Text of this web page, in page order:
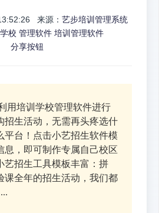
来源： 艺步培训管理系统
校 管理软件 培训管理软件
分享按钮
用培训学校管理软件进行
招生活动，无需再头疼选什
平台！点击小艺招生软件模
息，即可制作专属自己校区
艺招生工具模板丰富：拼
课全年的招生活动，我们都